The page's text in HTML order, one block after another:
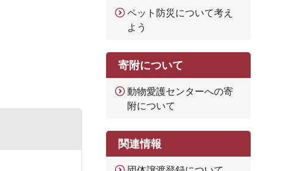
ペット防災について考え
よう
寄附について
動物愛護センターへの寄
附について
関連情報